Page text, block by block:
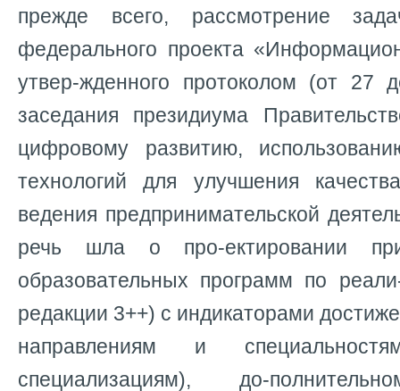
прежде всего, рассмотрение
федерального проекта
утвер-жденного протоколом (от
заседания президиума
цифровому развитию,
технологий для улучшения
ведения предпринимательской
речь шла о про-ектировании
образовательных программ по
редакции 3++) с индикаторами
направлениям и
специализациям), до-